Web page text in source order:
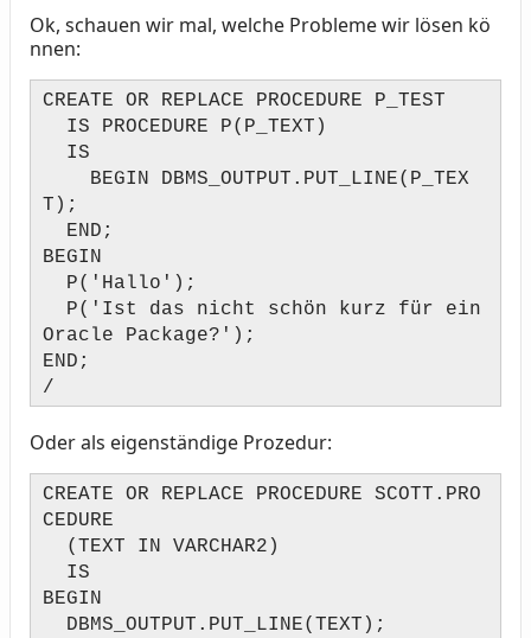
Ok, schauen wir mal, welche Probleme wir lösen kö
nnen:
CREATE OR REPLACE PROCEDURE P_TEST
IS PROCEDURE P(P_TEXT)
IS
BEGIN DBMS_OUTPUT.PUT_LINE(P_TEX
T);
END;
BEGIN
P('Hallo');
P('Ist das nicht schön kurz für ein
Oracle Package?');
END;
/
Oder als eigenständige Prozedur:
CREATE OR REPLACE PROCEDURE SCOTT.PRO
CEDURE
(TEXT IN VARCHAR2)
IS
BEGIN
DBMS_OUTPUT.PUT_LINE(TEXT);